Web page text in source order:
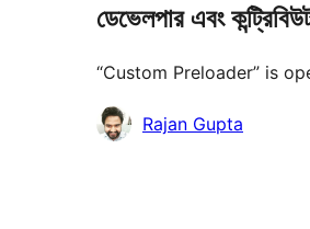
ডেভেলপার এবং
“Custom Preloader” is
কন্ট্রিবিউটরRajan Gupta